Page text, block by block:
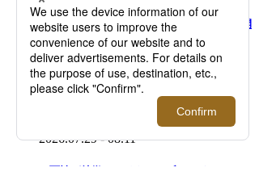
「マウリッツハイス美術館」×＜タグス ワー
キングパーティ＞ 期間限定ポップアップを開
催！【伊勢丹新宿店】
2026.07.29 - 08.11